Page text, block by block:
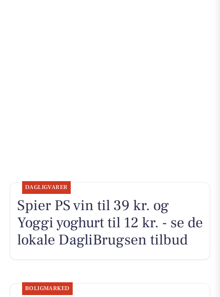
DAGLIGVARER
Spier PS vin til 39 kr. og
Yoggi yoghurt til 12 kr. - se de
lokale DagliBrugsen tilbud
BOLIGMARKED